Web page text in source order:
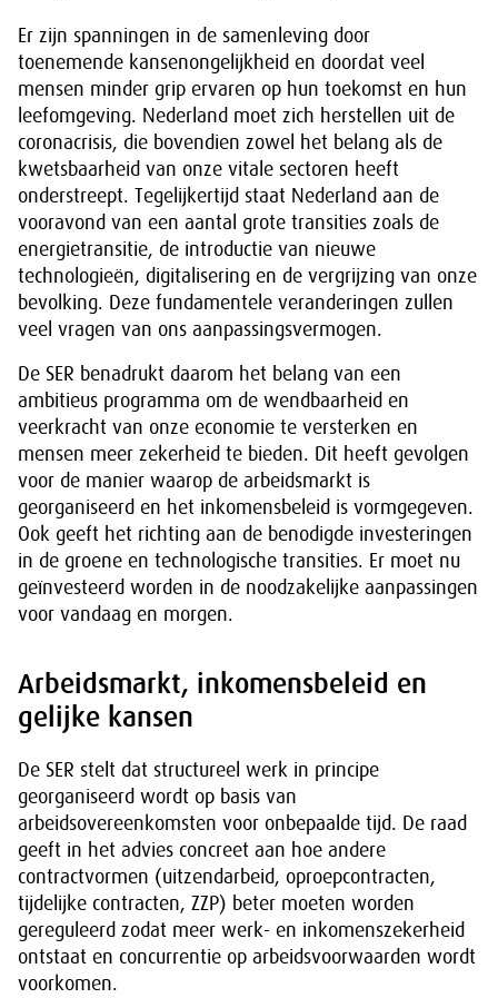
Er zijn spanningen in de samenleving door
toenemende kansenongelijkheid en doordat veel
mensen minder grip ervaren op hun toekomst en hun
leefomgeving. Nederland moet zich herstellen uit de
coronacrisis, die bovendien zowel het belang als de
kwetsbaarheid van onze vitale sectoren heeft
onderstreept. Tegelijkertijd staat Nederland aan de
vooravond van een aantal grote transities zoals de
energietransitie, de introductie van nieuwe
technologieën, digitalisering en de vergrijzing van onze
bevolking. Deze fundamentele veranderingen zullen
veel vragen van ons aanpassingsvermogen.
De SER benadrukt daarom het belang van een
ambitieus programma om de wendbaarheid en
veerkracht van onze economie te versterken en
mensen meer zekerheid te bieden. Dit heeft gevolgen
voor de manier waarop de arbeidsmarkt is
georganiseerd en het inkomensbeleid is vormgegeven.
Ook geeft het richting aan de benodigde investeringen
in de groene en technologische transities. Er moet nu
geïnvesteerd worden in de noodzakelijke aanpassingen
voor vandaag en morgen.
Arbeidsmarkt, inkomensbeleid en
gelijke kansen
De SER stelt dat structureel werk in principe
georganiseerd wordt op basis van
arbeidsovereenkomsten voor onbepaalde tijd. De raad
geeft in het advies concreet aan hoe andere
contractvormen (uitzendarbeid, oproepcontracten,
tijdelijke contracten, ZZP) beter moeten worden
gereguleerd zodat meer werk- en inkomenszekerheid
ontstaat en concurrentie op arbeidsvoorwaarden wordt
voorkomen.